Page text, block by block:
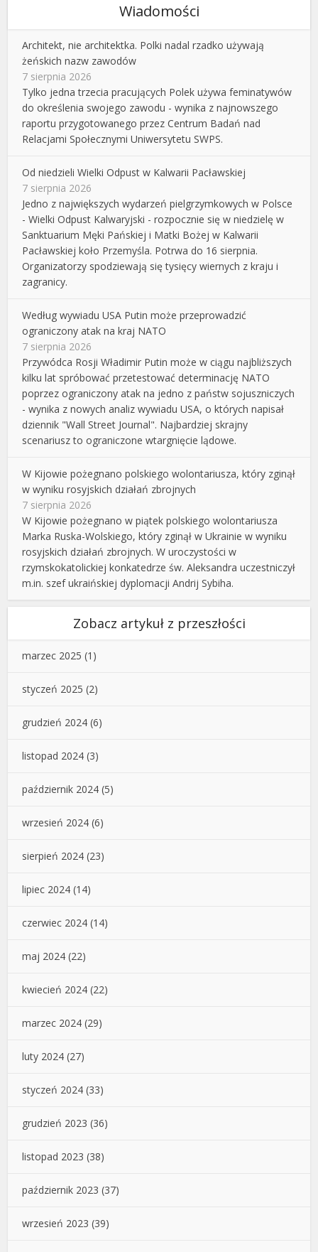
Wiadomości
Architekt, nie architektka. Polki nadal rzadko używają
żeńskich nazw zawodów
7 sierpnia 2026
Tylko jedna trzecia pracujących Polek używa feminatywów
do określenia swojego zawodu - wynika z najnowszego
raportu przygotowanego przez Centrum Badań nad
Relacjami Społecznymi Uniwersytetu SWPS.
Od niedzieli Wielki Odpust w Kalwarii Pacławskiej
7 sierpnia 2026
Jedno z największych wydarzeń pielgrzymkowych w Polsce
- Wielki Odpust Kalwaryjski - rozpocznie się w niedzielę w
Sanktuarium Męki Pańskiej i Matki Bożej w Kalwarii
Pacławskiej koło Przemyśla. Potrwa do 16 sierpnia.
Organizatorzy spodziewają się tysięcy wiernych z kraju i
zagranicy.
Według wywiadu USA Putin może przeprowadzić
ograniczony atak na kraj NATO
7 sierpnia 2026
Przywódca Rosji Władimir Putin może w ciągu najbliższych
kilku lat spróbować przetestować determinację NATO
poprzez ograniczony atak na jedno z państw sojuszniczych
- wynika z nowych analiz wywiadu USA, o których napisał
dziennik "Wall Street Journal". Najbardziej skrajny
scenariusz to ograniczone wtargnięcie lądowe.
W Kijowie pożegnano polskiego wolontariusza, który zginął
w wyniku rosyjskich działań zbrojnych
7 sierpnia 2026
W Kijowie pożegnano w piątek polskiego wolontariusza
Marka Ruska-Wolskiego, który zginął w Ukrainie w wyniku
rosyjskich działań zbrojnych. W uroczystości w
rzymskokatolickiej konkatedrze św. Aleksandra uczestniczył
m.in. szef ukraińskiej dyplomacji Andrij Sybiha.
Zobacz artykuł z przeszłości
marzec 2025 (1)
styczeń 2025 (2)
grudzień 2024 (6)
listopad 2024 (3)
październik 2024 (5)
wrzesień 2024 (6)
sierpień 2024 (23)
lipiec 2024 (14)
czerwiec 2024 (14)
maj 2024 (22)
kwiecień 2024 (22)
marzec 2024 (29)
luty 2024 (27)
styczeń 2024 (33)
grudzień 2023 (36)
listopad 2023 (38)
październik 2023 (37)
wrzesień 2023 (39)